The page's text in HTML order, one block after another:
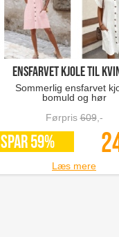
ensfarvet kjole til
Sommerlig ensfarvet
bomuld og hør
Førpris609,-
SPAR 59%
Læs mere